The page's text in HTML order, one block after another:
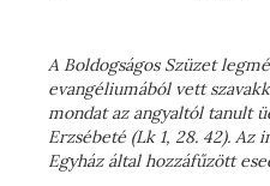
A Boldogságos Szüzet
evangéliumából vett
mondat az angyaltól tanult
Erzsébeté (Lk 1, 28. 42). Az
Egyház által hozzáfűzött